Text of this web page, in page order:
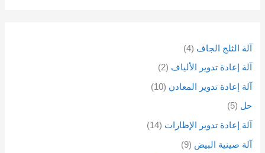
آلة الثلج الجاف 4
آلة إعادة تدوير الألياف 2
آلة إعادة تدوير المعادن 10
حل 5
آلة إعادة تدوير الإطارات 14
آلة صينية البيض 9